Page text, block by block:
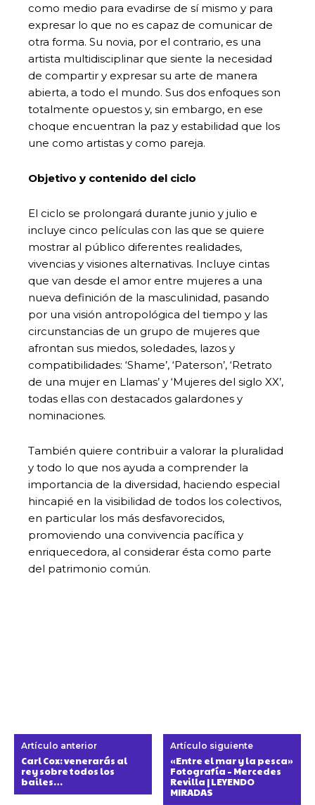
como medio para evadirse de sí mismo y para
expresar lo que no es capaz de comunicar de
otra forma. Su novia, por el contrario, es una
artista multidisciplinar que siente la necesidad
de compartir y expresar su arte de manera
abierta, a todo el mundo. Sus dos enfoques son
totalmente opuestos y, sin embargo, en ese
choque encuentran la paz y estabilidad que los
une como artistas y como pareja.
Objetivo y contenido del ciclo
El ciclo se prolongará durante junio y julio e
incluye cinco películas con las que se quiere
mostrar al público diferentes realidades,
vivencias y visiones alternativas. Incluye cintas
que van desde el amor entre mujeres a una
nueva definición de la masculinidad, pasando
por una visión antropológica del tiempo y las
circunstancias de un grupo de mujeres que
afrontan sus miedos, soledades, lazos y
compatibilidades: ‘Shame’, ‘Paterson’, ‘Retrato
de una mujer en Llamas’ y ‘Mujeres del siglo XX’,
todas ellas con destacados galardones y
nominaciones.
También quiere contribuir a valorar la pluralidad
y todo lo que nos ayuda a comprender la
importancia de la diversidad, haciendo especial
hincapié en la visibilidad de todos los colectivos,
en particular los más desfavorecidos,
promoviendo una convivencia pacífica y
enriquecedora, al considerar ésta como parte
del patrimonio común.
Artículo anterior
Carl Cox: venerarás al
rey sobre todos los
bailes…
Artículo siguiente
«Entre el mar y la pesca»
Fotografía – Mercedes
Revilla | LEYENDO
MIRADAS